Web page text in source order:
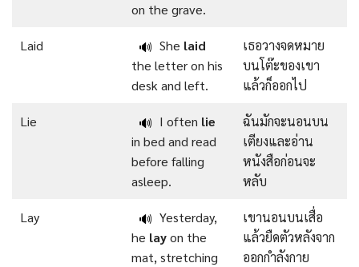
on the grave.
Laid 🔊 She laid
the letter on his
desk and left.
เธอวางจดหมาย
บนโต๊ะของเขา
แล้วก็ออกไป
Lie 🔊 I often lie
in bed and read
before falling
asleep.
ฉันมักจะนอนบน
เตียงและอ่าน
หนังสือก่อนจะ
หลับ
Lay 🔊 Yesterday,
he layon the
mat, stretching
เขานอนบนเสื่อ
แล้วยืดตัวหลังจาก
ออกกำลังกาย